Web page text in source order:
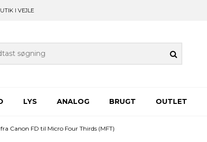
I VEJLE
LYS ANALOG BRUGT OUTLET
Canon FD til Micro Four Thirds (MFT)